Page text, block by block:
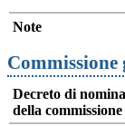
Note
Decreto di nomina
della commissione